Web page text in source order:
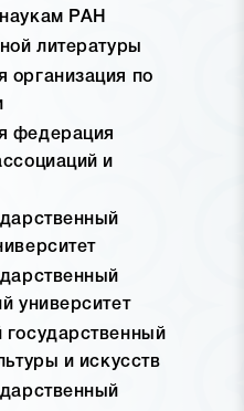
РАН
литературы
организация по
федерация
и
университет
и искусств